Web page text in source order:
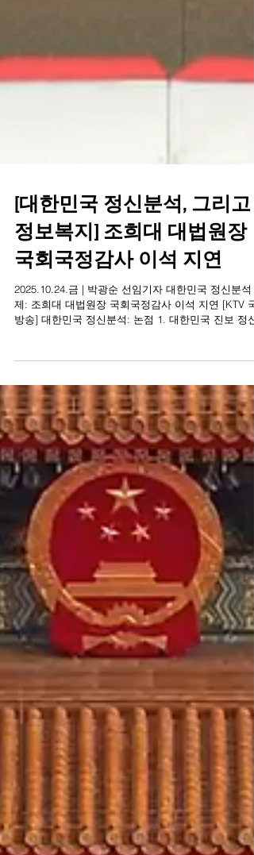
[대한민국 정신분석, 그리고
정보복지] 조희대 대법원장
국회국정감사 이석 지연
2025.10.24.금 | 박광순 선임기자 대한민국 정신분석
제의 원인 ① 천대엽 법원행정처장은 “초등학교 교과
에서부터 나오는 삼권분립, 사법부 존중, 국회 존중”을
말했는데, 다수 국민은 삼권분립과 재판독립의 중요성
을 몰라서 조 대법원장의 책임 있는 해명을 요구하는
이 아니고, 2심에서 무죄가 난 이 대통령 사건을 대선
전 전례 없는 속도로 파기환송한 것은 대선에 개입하
는 시도였다고 볼 수밖에 없고, 그건 국민주권주의와
민의 참정권을 침해하는 중대한 위헌이요, 재판독립의
정당성과 권위를 사법부 스스로 훼손하는 것이기 때문
에 그러는 것 ② 내란 사건 재판부는 해괴한 논리로 내
란 우두머리 윤석열의 구속을 취소했었고, 계엄 선포
후 대통령실에서 한 전 총리가 바지 뒷주머니에